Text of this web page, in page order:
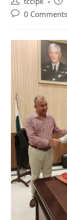
0 Comments